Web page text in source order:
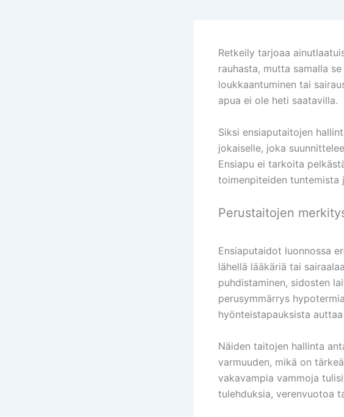
Retkeily tarjoaa
rauhasta, mutta samalla
loukkaantuminen tai
apua ei ole heti saatavilla.
Siksi ensiaputaitojen
jokaiselle, joka
Ensiapu ei tarkoita
toimenpiteiden tuntemista
Perustaitojen
Ensiaputaidot luonnossa
lähellä lääkäriä tai
puhdistaminen, sidosten
perusymmärrys
hyönteistapauksista
Näiden taitojen hallinta
varmuuden, mikä on
vakavampia vammoja
tulehduksia, verenvuotoa